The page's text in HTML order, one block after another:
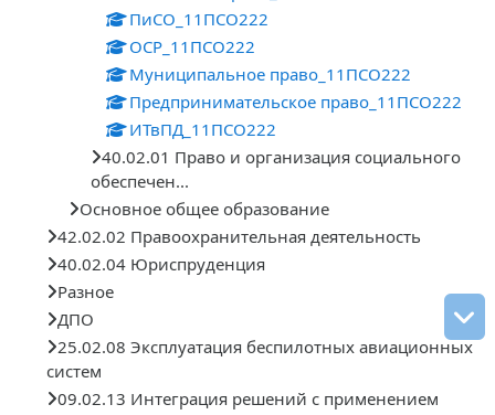
ПиСО_11ПСО222
ОСР_11ПСО222
Муниципальное право_11ПСО222
Предпринимательское право_11ПСО222
ИТвПД_11ПСО222
40.02.01 Право и организация социального
обеспечен...
Основное общее образование
42.02.02 Правоохранительная деятельность
40.02.04 Юриспруденция
Разное
ДПО
25.02.08 Эксплуатация беспилотных авиационных
систем
09.02.13 Интеграция решений с применением